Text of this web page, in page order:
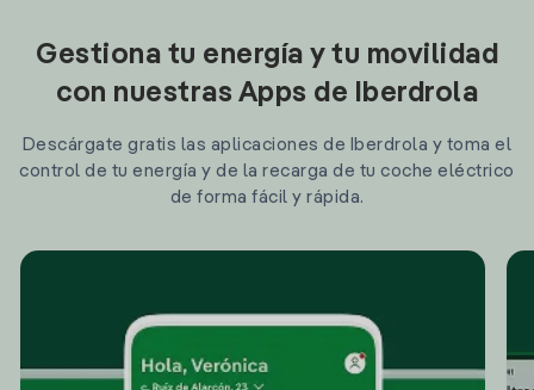
Gestiona tu energía y tu movilidad
con nuestras Apps de Iberdrola
Descárgate gratis las aplicaciones de Iberdrola y toma el
control de tu energía y de la recarga de tu coche eléctrico
de forma fácil y rápida.